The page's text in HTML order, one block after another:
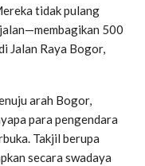
tidak pulang
500
Jalan Raya Bogor,
arah Bogor,
para pengendara
Takjil berupa
secara swadaya